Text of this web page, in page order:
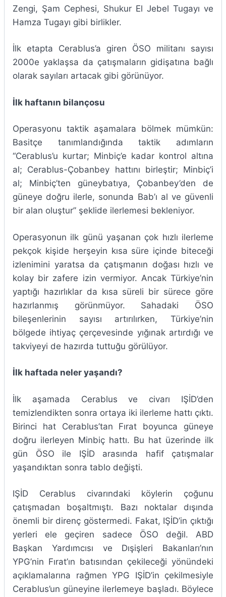
Zengi, Şam Cephesi, Shukur El Jebel Tugayı ve
Hamza Tugayı gibi birlikler.
İlk etapta Cerablus’a giren ÖSO militanı sayısı
2000e yaklaşsa da çatışmaların gidişatına bağlı
olarak sayıları artacak gibi görünüyor.
İlk haftanın bilançosu
Operasyonu taktik aşamalara bölmek mümkün:
Basitçe tanımlandığında taktik adımların
“Cerablus’u kurtar; Minbiç’e kadar kontrol altına
al; Cerablus-Çobanbey hattını birleştir; Minbiç’i
al; Minbiç’ten güneybatıya, Çobanbey’den de
güneye doğru ilerle, sonunda Bab’ı al ve güvenli
bir alan oluştur” şeklide ilerlemesi bekleniyor.
Operasyonun ilk günü yaşanan çok hızlı ilerleme
pekçok kişide herşeyin kısa süre içinde biteceği
izlenimini yaratsa da çatışmanın doğası hızlı ve
kolay bir zafere izin vermiyor. Ancak Türkiye’nin
yaptığı hazırlıklar da kısa süreli bir sürece göre
hazırlanmış görünmüyor. Sahadaki ÖSO
bileşenlerinin sayısı artırılırken, Türkiye’nin
bölgede ihtiyaç çerçevesinde yığınak artırdığı ve
takviyeyi de hazırda tuttuğu görülüyor.
İlk haftada neler yaşandı?
İlk aşamada Cerablus ve civarı IŞİD’den
temizlendikten sonra ortaya iki ilerleme hattı çıktı.
Birinci hat Cerablus’tan Fırat boyunca güneye
doğru ilerleyen Minbiç hattı. Bu hat üzerinde ilk
gün ÖSO ile IŞİD arasında hafif çatışmalar
yaşandıktan sonra tablo değişti.
IŞİD Cerablus civarındaki köylerin çoğunu
çatışmadan boşaltmıştı. Bazı noktalar dışında
önemli bir direnç göstermedi. Fakat, IŞİD’in çıktığı
yerleri ele geçiren sadece ÖSO değil. ABD
Başkan Yardımcısı ve Dışişleri Bakanları’nın
YPG’nin Fırat’ın batısından çekileceği yönündeki
açıklamalarına rağmen YPG IŞİD’in çekilmesiyle
Cerablus’un güneyine ilerlemeye başladı. Böylece